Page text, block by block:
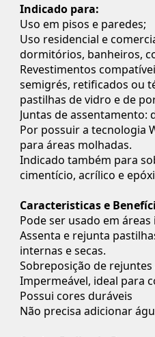
Indicado para:
Uso em pisos e paredes;
Uso residencial e
dormitórios, banheiros,
Revestimentos
semigrés, retificados ou
pastilhas de vidro e de
Juntas de assentamento:
Por possuir a tecnologia
para áreas molhadas.
Indicado também para
cimentício, acrílico e
Caracteristicas e
Pode ser usado em
Assenta e rejunta
internas e secas.
Sobreposição de
Impermeável, ideal para
Possui cores duráveis
Não precisa adicionar